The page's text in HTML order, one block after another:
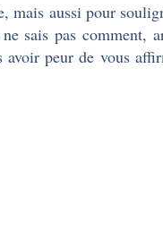
mais aussi pour
sais pas comment,
avoir peur de vous